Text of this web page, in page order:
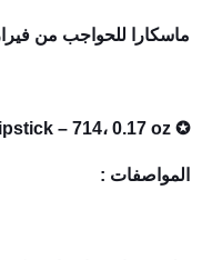
ماسكارا للحواجب من فيراروتشي - 008
✪ Urban Decay Vice Liquid Lipstick – 714، 0.17 oz.
المواصفات :